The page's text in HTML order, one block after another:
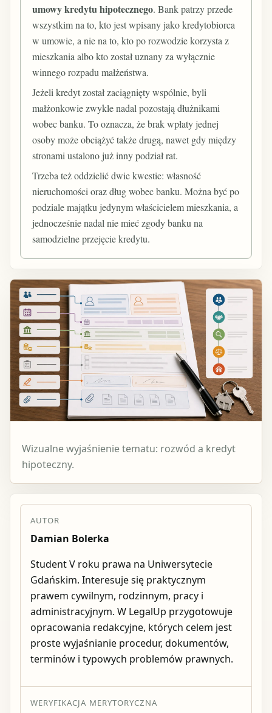
umowy kredytu hipotecznego. Bank patrzy przede
wszystkim na to, kto jest wpisany jako kredytobiorca
w umowie, a nie na to, kto po rozwodzie korzysta z
mieszkania albo kto został uznany za wyłącznie
winnego rozpadu małżeństwa.
Jeżeli kredyt został zaciągnięty wspólnie, byli
małżonkowie zwykle nadal pozostają dłużnikami
wobec banku. To oznacza, że brak wpłaty jednej
osoby może obciążyć także drugą, nawet gdy między
stronami ustalono już inny podział rat.
Trzeba też oddzielić dwie kwestie: własność
nieruchomości oraz dług wobec banku. Można być po
podziale majątku jedynym właścicielem mieszkania, a
jednocześnie nadal nie mieć zgody banku na
samodzielne przejęcie kredytu.
Wizualne wyjaśnienie tematu: rozwód a kredyt
hipoteczny.
AUTOR
Damian Bolerka
Student V roku prawa na Uniwersytecie
Gdańskim. Interesuje się praktycznym
prawem cywilnym, rodzinnym, pracy i
administracyjnym. W LegalUp przygotowuje
opracowania redakcyjne, których celem jest
proste wyjaśnianie procedur, dokumentów,
terminów i typowych problemów prawnych.
WERYFIKACJA MERYTORYCZNA